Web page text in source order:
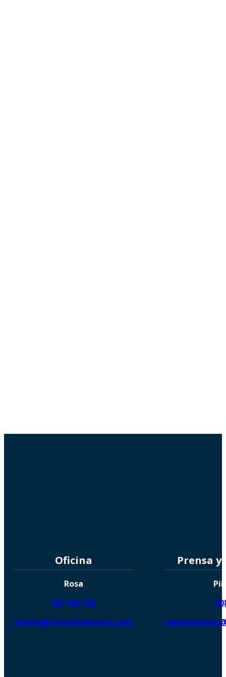
Oficina
Rosa
927 193 102
oficina@victorinomartin.com
Prensa